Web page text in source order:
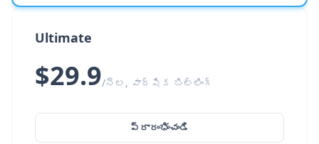
Ultimate
$29.9/నెల, వార్షిక బిల్లింగ్
ప్రారంభించండి